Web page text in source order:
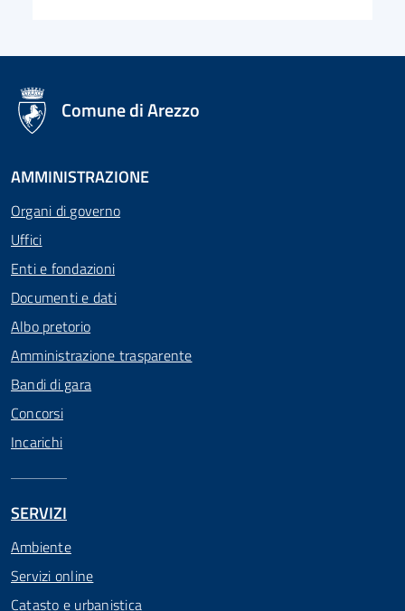
logo Unione Europea
Comune di Arezzo
AMMINISTRAZIONE
Organi di governo
Uffici
Enti e fondazioni
Documenti e dati
Albo pretorio
Amministrazione trasparente
Bandi di gara
Concorsi
Incarichi
SERVIZI
Ambiente
Servizi online
Catasto e urbanistica